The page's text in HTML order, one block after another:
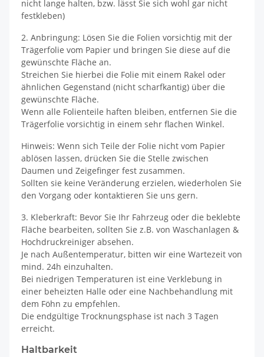
nicht lange halten, bzw. lässt Sie sich wohl gar nicht
festkleben)
2. Anbringung: Lösen Sie die Folien vorsichtig mit der
Trägerfolie vom Papier und bringen Sie diese auf die
gewünschte Fläche an.
Streichen Sie hierbei die Folie mit einem Rakel oder
ähnlichen Gegenstand (nicht scharfkantig) über die
gewünschte Fläche.
Wenn alle Folienteile haften bleiben, entfernen Sie die
Trägerfolie vorsichtig in einem sehr flachen Winkel.
Hinweis: Wenn sich Teile der Folie nicht vom Papier
ablösen lassen, drücken Sie die Stelle zwischen
Daumen und Zeigefinger fest zusammen.
Sollten sie keine Veränderung erzielen, wiederholen Sie
den Vorgang oder kontaktieren Sie uns gern.
3. Kleberkraft: Bevor Sie Ihr Fahrzeug oder die beklebte
Fläche bearbeiten, sollten Sie z.B. von Waschanlagen &
Hochdruckreiniger absehen.
Je nach Außentemperatur, bitten wir eine Wartezeit von
mind. 24h einzuhalten.
Bei niedrigen Temperaturen ist eine Verklebung in
einer beheizten Halle oder eine Nachbehandlung mit
dem Föhn zu empfehlen.
Die endgültige Trocknungsphase ist nach 3 Tagen
erreicht.
Haltbarkeit